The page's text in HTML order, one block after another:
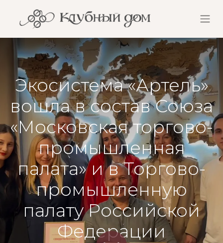
Экосистема «Артель»
вошла в состав Союза
«Московская торгово-
промышленная
палата» и в Торгово-
промышленную
палату Российской
Федерации